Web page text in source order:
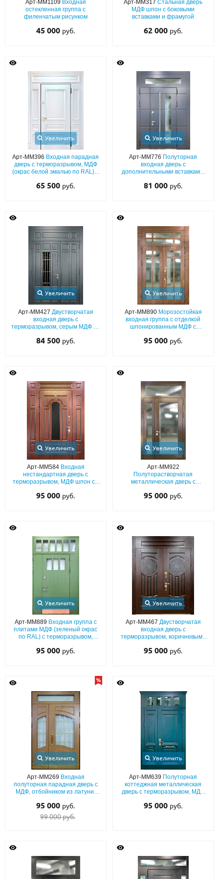
О НАС
Металлические двери от производителя с доставкой и установкой в
ПН-СБ - с 9:00 до 21:00, ВС - до 19:00
+7 (495) 411-44-41
INFO@META-M.RU
ЗАПРОСИТЬ РАСЧЕТ
Записаться на замер
Арт-ММ1109 Входная
остекленная группа с
филенчатым рисунком
45 000 руб.
Арт-ММ317Стальная дверь
МДФ шпон с боковыми
вставками и фрамугой
62 000 руб.
Увеличить
Арт-ММ396 Входная парадная
дверь с терморазрывом, МДФ
(окрас белой эмалью по RAL) с
боковыми вставками
65 500 руб.
Увеличить
Арт-ММ776 Полуторная
входная дверь с
дополнительными вставками,
окрас по RAL) с остеклением и
81 000 руб.
Увеличить
Арт-ММ427 Двустворчатая
входная дверь с
терморазрывом, серым МДФ со
верхней вставкой
84 500 руб.
Увеличить
Арт-ММ890 Морозостойкая
входная группа с отделкой
шпонированным МДФ с
большой площади
95 000 руб.
Увеличить
Арт-ММ584 Входная
нестандартная дверь с
терморазрывом, МДФ шпон со
вставками
95 000 руб.
Увеличить
Арт-ММ922
Полуторастворчатая
металлическая дверь с
со шпоном, с максимальным
95 000 руб.
Увеличить
Арт-ММ889 Входная группа с
плитами МДФ (зеленый окрас
по RAL) с терморазрывом,
отбойником
95 000 руб.
Увеличить
Арт-ММ467 Двустворчатая
входная дверь с
терморазрывом, коричневыми
со шпоном и глухой фрамугой
95 000 руб.
Увеличить
Арт-ММ269 Входная
полуторная парадная дверь с
МДФ, отбойником из латуни,
стеклом
95 000 руб.
99 000 руб.
Увеличить
Арт-ММ639 Полуторная
коттеджная металлическая
дверь с терморазрывом, МДФ
багетной раскладкой и
95 000 руб.